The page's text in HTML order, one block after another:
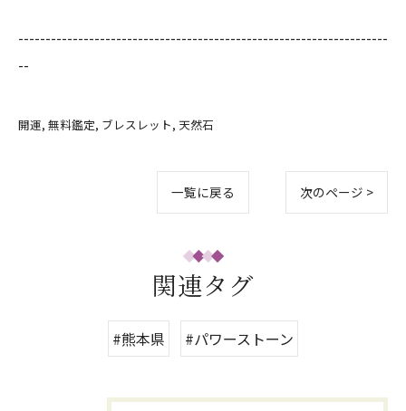
--------------------------------------------------------------------
--
開運 無料鑑定 ブレスレット 天然石
一覧に戻る 次のページ >
関連タグ
#熊本県 #パワーストーン